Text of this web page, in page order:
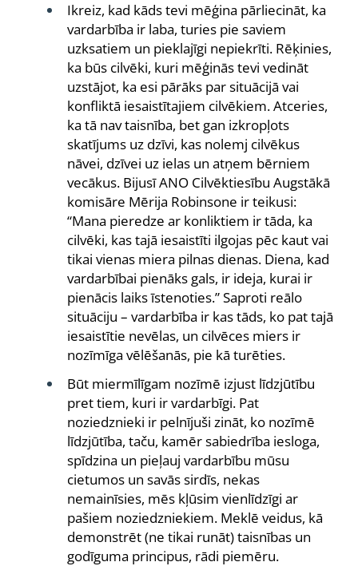
Ikreiz, kad kāds tevi mēģina pārliecināt, ka
vardarbība ir laba, turies pie saviem
uzksatiem un pieklajīgi nepiekrīti. Rēķinies,
ka būs cilvēki, kuri mēģinās tevi vedināt
uzstājot, ka esi pārāks par situācijā vai
konfliktā iesaistītajiem cilvēkiem. Atceries,
ka tā nav taisnība, bet gan izkropļots
skatījums uz dzīvi, kas nolemj cilvēkus
nāvei, dzīvei uz ielas un atņem bērniem
vecākus. Bijusī ANO Cilvēktiesību Augstākā
komisāre Mērija Robinsone ir teikusi:
“Mana pieredze ar konliktiem ir tāda, ka
cilvēki, kas tajā iesaistīti ilgojas pēc kaut vai
tikai vienas miera pilnas dienas. Diena, kad
vardarbībai pienāks gals, ir ideja, kurai ir
pienācis laiks īstenoties.” Saproti reālo
situāciju – vardarbība ir kas tāds, ko pat tajā
iesaistītie nevēlas, un cilvēces miers ir
nozīmīga vēlēšanās, pie kā turēties.
Būt miermīlīgam nozīmē izjust līdzjūtību
pret tiem, kuri ir vardarbīgi. Pat
noziedznieki ir pelnījuši zināt, ko nozīmē
līdzjūtība, taču, kamēr sabiedrība iesloga,
spīdzina un pieļauj vardarbību mūsu
cietumos un savās sirdīs, nekas
nemainīsies, mēs kļūsim vienlīdzīgi ar
pašiem noziedzniekiem. Meklē veidus, kā
demonstrēt (ne tikai runāt) taisnības un
godīguma principus, rādi piemēru.